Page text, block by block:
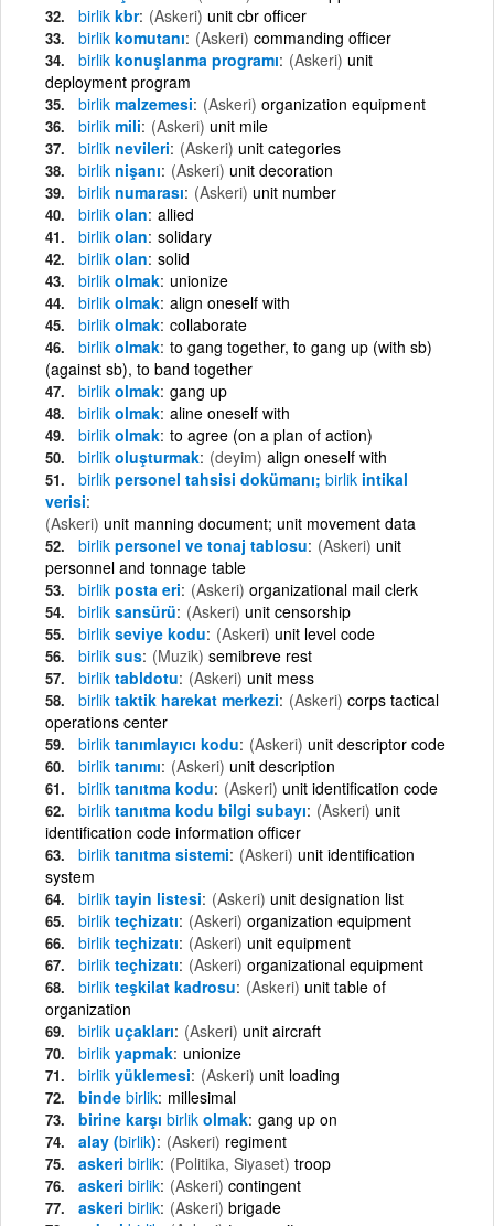
birlik kbr (Askeri) unit cbr officer
birlik komutanı (Askeri) commanding officer
birlik konuşlanma programı (Askeri) unit
deployment program
birlik malzemesi (Askeri) organization equipment
birlik mili (Askeri) unit mile
birlik nevileri (Askeri) unit categories
birlik nişanı (Askeri) unit decoration
birlik numarası (Askeri) unit number
birlik olan allied
birlik olan solidary
birlik olan solid
birlik olmak unionize
birlik olmak align oneself with
birlik olmak collaborate
birlik olmak to gang together, to gang up (with sb)
(against sb), to band together
birlik olmak gang up
birlik olmak aline oneself with
birlik olmak to agree (on a plan of action)
birlik oluşturmak (deyim) align oneself with
birlik personel tahsisi dokümanı; birlik intikal
verisi
(Askeri) unit manning document; unit movement data
birlik personel ve tonaj tablosu (Askeri) unit
personnel and tonnage table
birlik posta eri (Askeri) organizational mail clerk
birlik sansürü (Askeri) unit censorship
birlik seviye kodu (Askeri) unit level code
birlik sus (Muzik) semibreve rest
birlik tabldotu (Askeri) unit mess
birlik taktik harekat merkezi (Askeri) corps tactical
operations center
birlik tanımlayıcı kodu (Askeri) unit descriptor code
birlik tanımı (Askeri) unit description
birlik tanıtma kodu (Askeri) unit identification code
birlik tanıtma kodu bilgi subayı (Askeri) unit
identification code information officer
birlik tanıtma sistemi (Askeri) unit identification
system
birlik tayin listesi (Askeri) unit designation list
birlik teçhizatı (Askeri) organization equipment
birlik teçhizatı (Askeri) unit equipment
birlik teçhizatı (Askeri) organizational equipment
birlik teşkilat kadrosu (Askeri) unit table of
organization
birlik uçakları (Askeri) unit aircraft
birlik yapmak unionize
birlik yüklemesi (Askeri) unit loading
binde birlik millesimal
birine karşı birlik olmak gang up on
alay (birlik) (Askeri) regiment
askeri birlik (Politika, Siyaset) troop
askeri birlik (Askeri) contingent
askeri birlik (Askeri) brigade